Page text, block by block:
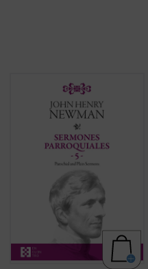
Los veinticuatro sermones de este quinto
Sermones parroquiales
fueron predicados en su mayoría en los
años 1838-1840. Este periodo coincide
plenamente con las primeras experiencias
que acabaron conduciendo a Newman a la
Iglesia católica. En efecto, el estudio de las
controversias de la Iglesia primitiva, en el
verano de 1839, le hicieron concebir, si bien
aún no aceptar ... (ver ficha)